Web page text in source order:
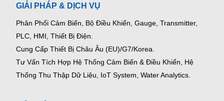
GIẢI PHÁP & DỊCH VỤ
Phân Phối Cảm Biến, Bộ Điều Khiển, Gauge, Transmitter,
PLC, HMI, Thiết Bị Điện.
Cung Cấp Thiết Bị Châu Âu (EU)/G7/Korea.
Tư Vấn Tích Hợp Hệ Thống Cảm Biến & Điều Khiển, Hệ
Thống Thu Thập Dữ Liệu, IoT System, Water Analytics.